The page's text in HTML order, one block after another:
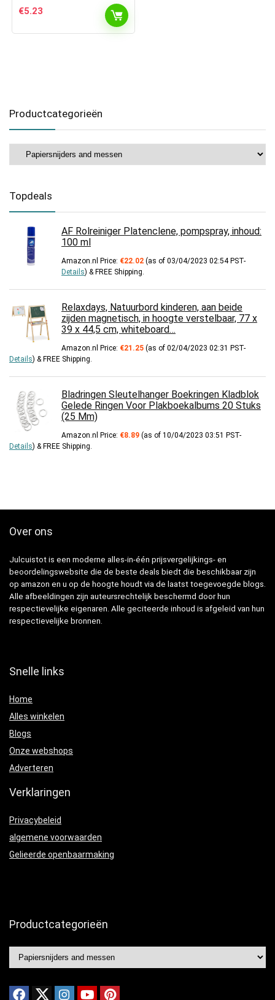
€5.23
Productcategorieën
Topdeals
AF Rolreiniger Platenclene, pompspray, inhoud:
100 ml
Amazon.nl Price: €22.02 (as of 03/04/2023 02:54 PST-
Details) & FREE Shipping.
Relaxdays, Natuurbord kinderen, aan beide
zijden magnetisch, in hoogte verstelbaar, 77 x
39 x 44,5 cm, whiteboard…
Amazon.nl Price: €21.25 (as of 02/04/2023 02:31 PST-
Details) & FREE Shipping.
Bladringen Sleutelhanger Boekringen Kladblok
Gelede Ringen Voor Plakboekalbums 20 Stuks
(25 Mm)
Amazon.nl Price: €8.89 (as of 10/04/2023 03:51 PST-
Details) & FREE Shipping.
Over ons
Julcuistot is een moderne alles-in-één prijsvergelijkings- en
beoordelingswebsite die de beste deals biedt die beschikbaar zijn
op amazon en u op de hoogte houdt via de laatst toegevoegde blogs.
Alle afbeeldingen zijn auteursrechtelijk beschermd door hun
respectievelijke eigenaren. Alle geciteerde inhoud is afgeleid van hun
respectievelijke bronnen.
Snelle links
Home
Alles winkelen
Blogs
Onze webshops
Adverteren
Verklaringen
Privacybeleid
algemene voorwaarden
Gelieerde openbaarmaking
Productcategorieën